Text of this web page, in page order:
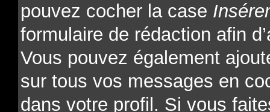
pouvez cocher la case
formulaire de rédaction afin
Vous pouvez également
sur tous vos messages en
dans votre profil. Si vous